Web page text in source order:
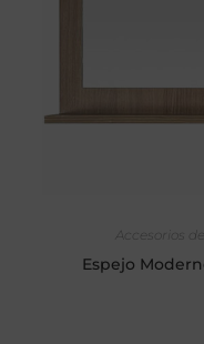
Accesorios
Espejo